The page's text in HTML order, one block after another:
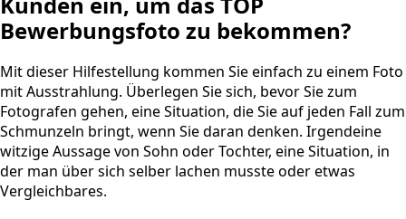
Bewerbungsfoto zu bekommen?
Mit dieser Hilfestellung kommen Sie einfach zu einem Foto
mit Ausstrahlung. Überlegen Sie sich, bevor Sie zum
Fotografen gehen, eine Situation, die Sie auf jeden Fall zum
Schmunzeln bringt, wenn Sie daran denken. Irgendeine
witzige Aussage von Sohn oder Tochter, eine Situation, in
der man über sich selber lachen musste oder etwas
Vergleichbares.